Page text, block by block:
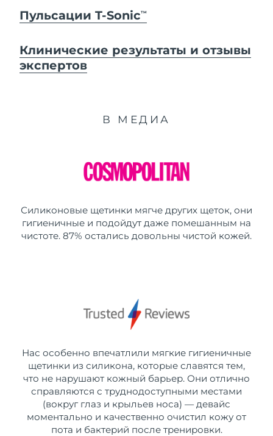
Пульсации T-SonicTM
Клинические результаты и отзывы
экспертов
В МЕДИА
Силиконовые щетинки мягче других щеток, они
гигиеничные и подойдут даже помешанным на
чистоте. 87% остались довольны чистой кожей.
Нас особенно впечатлили мягкие гигиеничные
щетинки из силикона, которые славятся тем,
что не нарушают кожный барьер. Они отлично
справляются с труднодоступными местами
(вокруг глаз и крыльев носа) — девайс
моментально и качественно очистил кожу от
пота и бактерий после тренировки.